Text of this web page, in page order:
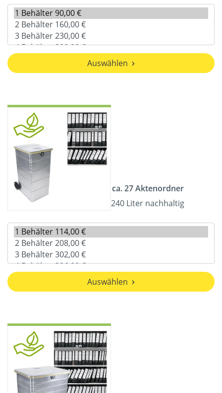
Auswählen
ca. 27 Aktenordner
240 Liter nachhaltig
Auswählen